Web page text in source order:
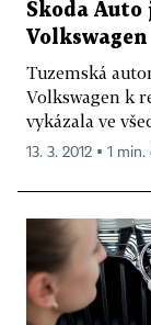
Škoda Auto
Volkswagen
Tuzemská
Volkswagen k
vykázala ve
13. 3. 2012 ▪ 1